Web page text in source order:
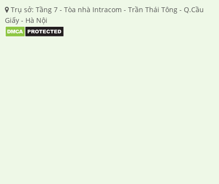
Trụ sở: Tầng 7 - Tòa nhà Intracom - Trần Thái Tông - Q.Cầu
Giấy - Hà Nội